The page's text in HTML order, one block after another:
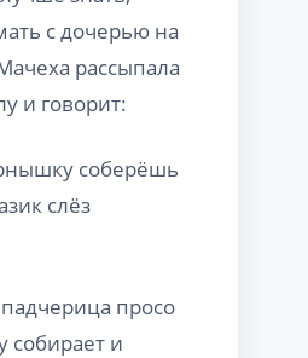
с дочерью на
рассыпала
и говорит:
соберёшь
слёз
просо
собирает и